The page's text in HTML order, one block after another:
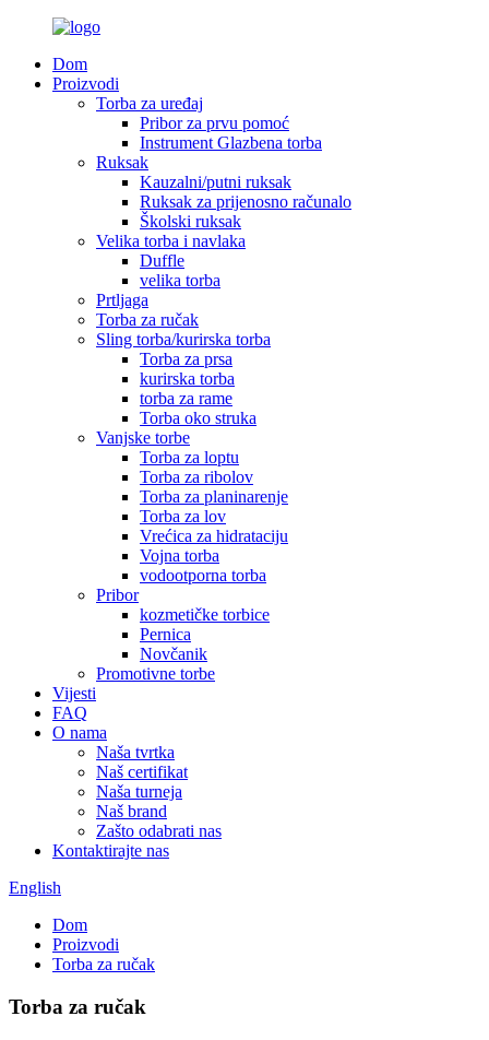
Dom
Proizvodi
Torba za uređaj
Pribor za prvu pomoć
Instrument Glazbena torba
Ruksak
Kauzalni/putni ruksak
Ruksak za prijenosno računalo
Školski ruksak
Velika torba i navlaka
Duffle
velika torba
Prtljaga
Torba za ručak
Sling torba/kurirska torba
Torba za prsa
kurirska torba
torba za rame
Torba oko struka
Vanjske torbe
Torba za loptu
Torba za ribolov
Torba za planinarenje
Torba za lov
Vrećica za hidrataciju
Vojna torba
vodootporna torba
Pribor
kozmetičke torbice
Pernica
Novčanik
Promotivne torbe
Vijesti
FAQ
O nama
Naša tvrtka
Naš certifikat
Naša turneja
Naš brand
Zašto odabrati nas
Kontaktirajte nas
English
Dom
Proizvodi
Torba za ručak
Torba za ručak